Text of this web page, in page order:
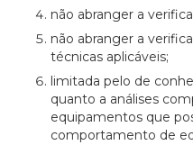
não abranger a
não abranger a
técnicas aplicáveis;
limitada pelo de
quanto a análises
equipamentos que
comportamento de